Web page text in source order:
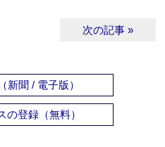
次の記事 »
新聞 / 電子版）
の登録（無料）